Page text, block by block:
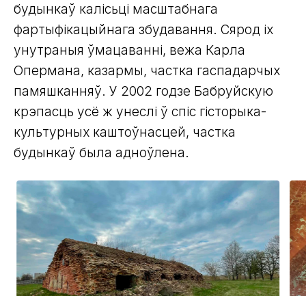
будынкаў калісьці масштабнага
фартыфікацыйнага збудавання. Сярод іх
унутраныя ўмацаванні, вежа Карла
Опермана, казармы, частка гаспадарчых
памяшканняў. У 2002 годзе Бабруйскую
крэпасць усё ж унеслі ў спіс гісторыка-
культурных каштоўнасцей, частка
будынкаў была адноўлена.